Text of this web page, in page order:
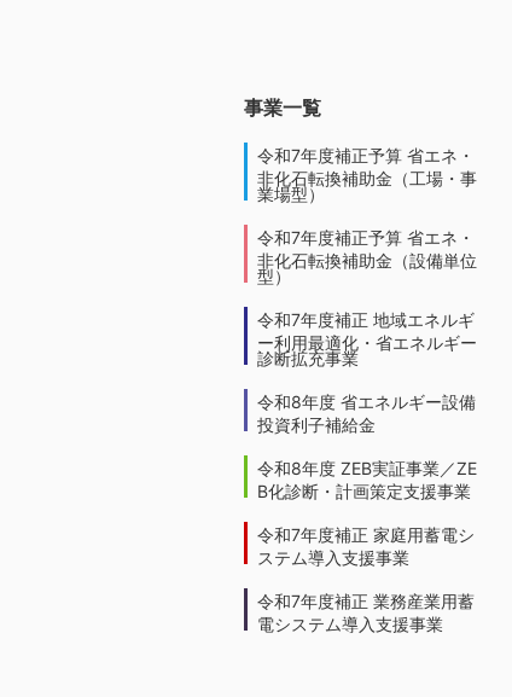
事業一覧
令和7年度補正予算 省エネ・
非化石転換補助金（工場・事
業場型）
令和7年度補正予算 省エネ・
非化石転換補助金（設備単位
型）
令和7年度補正 地域エネルギ
ー利用最適化・省エネルギー
診断拡充事業
令和8年度 省エネルギー設備
投資利子補給金
令和8年度 ZEB実証事業／ZE
B化診断・計画策定支援事業
令和7年度補正 家庭用蓄電シ
ステム導入支援事業
令和7年度補正 業務産業用蓄
電システム導入支援事業